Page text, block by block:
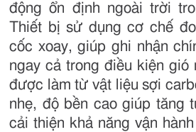
động ổn định ngoài trời
Thiết bị sử dụng cơ chế
cốc xoay, giúp ghi nhận
ngay cả trong điều kiện gió
được làm từ vật liệu sợi
nhẹ, độ bền cao giúp tăng
cải thiện khả năng vận